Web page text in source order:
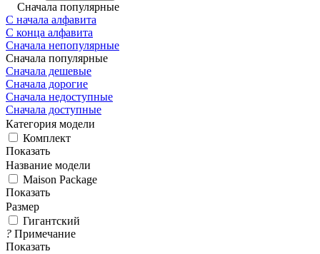
Сначала популярные
С начала алфавита
С конца алфавита
Сначала непопулярные
Сначала популярные
Сначала дешевые
Сначала дорогие
Сначала недоступные
Сначала доступные
Категория модели
Комплект
Показать
Название модели
Maison Package
Показать
Размер
Гигантский
? Примечание
Показать